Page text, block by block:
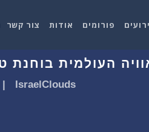
פורומים אודות צור קשר
IsraelClouds
|